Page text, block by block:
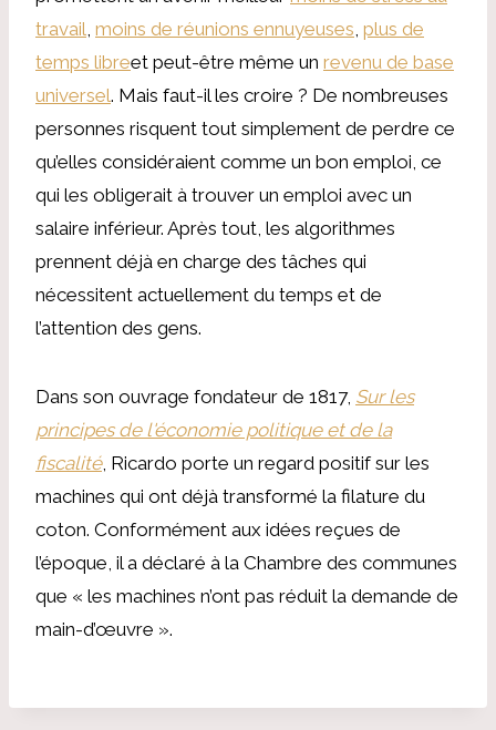
travail moins de réunions ennuyeuses plus de
temps libreet peut-être même un revenu de base
universel. Mais faut-il les croire ? De nombreuses
personnes risquent tout simplement de perdre ce
qu’elles considéraient comme un bon emploi, ce
qui les obligerait à trouver un emploi avec un
salaire inférieur. Après tout, les algorithmes
prennent déjà en charge des tâches qui
nécessitent actuellement du temps et de
l’attention des gens.
Dans son ouvrage fondateur de 1817, Sur les
principes de l'économie politique et de la
fiscalité, Ricardo porte un regard positif sur les
machines qui ont déjà transformé la filature du
coton. Conformément aux idées reçues de
l’époque, il a déclaré à la Chambre des communes
que « les machines n’ont pas réduit la demande de
main-d’œuvre ».